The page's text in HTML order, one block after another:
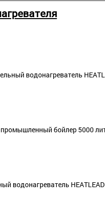
водонагреватель
бойлер 5000
водонагреватель